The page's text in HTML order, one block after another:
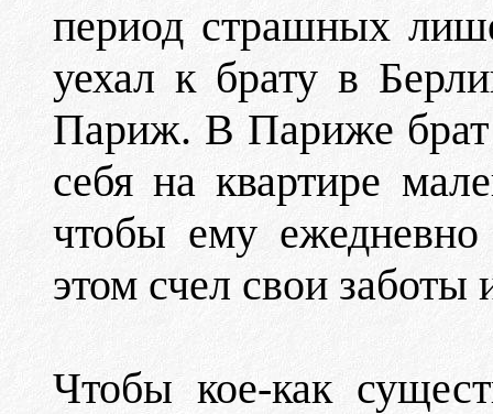
период страшных
уехал к брату в
Париж. В Париже брат
себя на квартире
чтобы ему
этом счел свои
Чтобы кое-как